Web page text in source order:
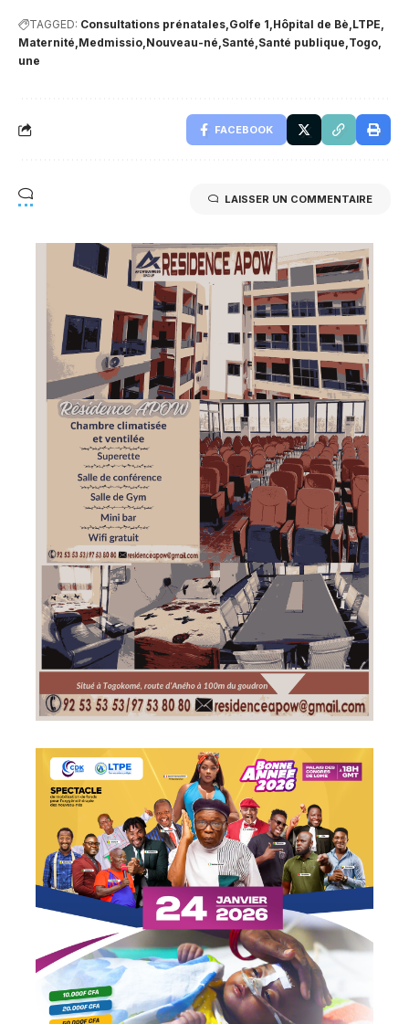
TAGGED: Consultations prénatales Golfe 1 Hôpital de Bè LTPE
Maternité Medmissio Nouveau-né Santé Santé publique Togo
une
FACEBOOK
LAISSER UN COMMENTAIRE